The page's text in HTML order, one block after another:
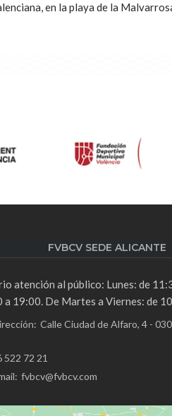
en la playa de la
FVBCV SEDE ALICANTE
atención al público: Lunes: de
a 19:00. De Martes a Viernes: de
Calle Ciudad de Alfaro, 4 -
522 72 21
fvbcv@fvbcv.com